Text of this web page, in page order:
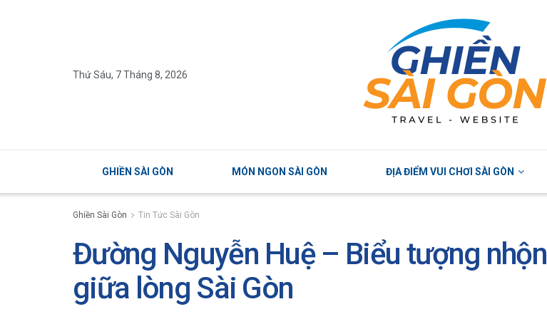
Thứ Sáu, 7 Tháng 8, 2026
GHIỀN SÀI GÒN MÓN NGON SÀI GÒN ĐỊA ĐIỂM VUI CHƠI SÀI GÒN
Ghiền Sài Gòn Tin Tức Sài Gòn
Đường Nguyễn Huệ – Biểu tượng
giữa lòng Sài Gòn